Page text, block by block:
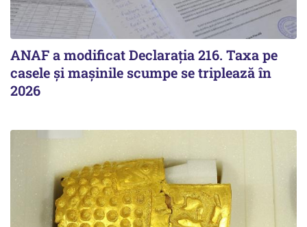
ANAF a modificat Declarația 216. Taxa pe
casele și mașinile scumpe se triplează în
2026